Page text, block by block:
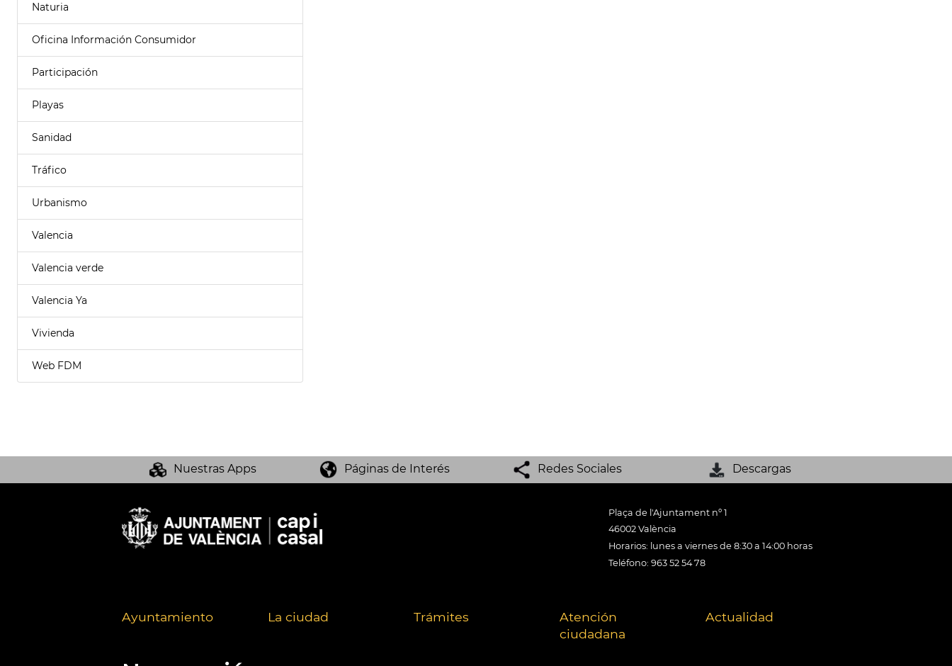
Naturia
Oficina Información Consumidor
Participación
Playas
Sanidad
Tráfico
Urbanismo
Valencia
Valencia verde
Valencia Ya
Vivienda
Web FDM
Nuestras Apps Páginas de Interés Redes Sociales Descargas
Plaça de l'Ajuntament nº 1
46002 València
Horarios: lunes a viernes de 8:30 a 14:00 horas
Teléfono: 963 52 54 78
Ayuntamiento La ciudad Trámites
Atención
ciudadana
Actualidad